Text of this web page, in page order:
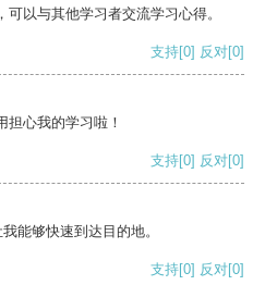
以与其他学习者交流学习心得。
支持[0] 反对[0]
担心我的学习啦！
支持[0] 反对[0]
能够快速到达目的地。
支持[0] 反对[0]